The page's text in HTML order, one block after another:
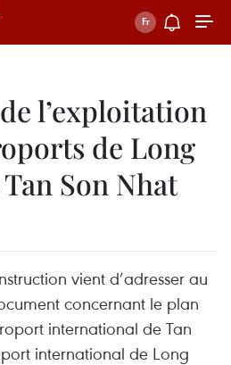
l’exploitation
de Long
Son Nhat
vient d’adresser au
concernant le plan
international de Tan
international de Long